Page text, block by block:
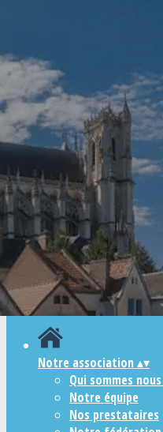
Exporter uniquement les
Menu
<
>
Nos actualités
Nos évènements
Agenda
Nos activités
Nos séjours
Ajoutez un logo, un bouton,
Cliquez pour éditer
Notre association ▴▾
Qui sommes nous
Notre équipe
Nos prestataires